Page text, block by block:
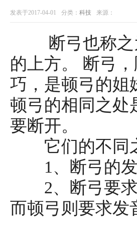
发表于2017-04-01 分类： 科技 来源：
断弓也称之
的上方。 断弓
巧，是顿弓的姐
顿弓的相同之处
要断开。
它们的不同
1、断弓的
2、断弓要
而顿弓则要求发